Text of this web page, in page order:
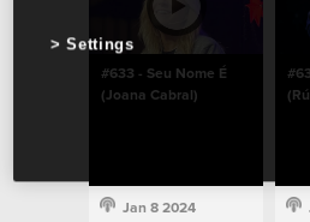
#633 - Seu Nome É
(Joana Cabral)
Jan 8 2024
Settings